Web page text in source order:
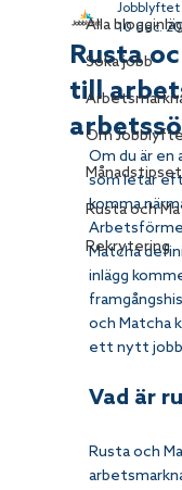
Alla
Söka jobb
Om
Månadstipset
Rusta och
Rekrytering
Rusta
till
Jobblyftet
10 dec.
Om du är en
som letar
komma
Matcha
inlägg
och Matcha
ett nytt jobb
Vad är
Rusta och